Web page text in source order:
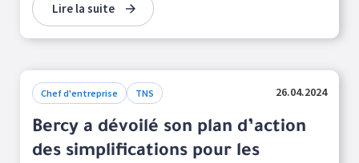
Lire la suite
Chef d'entreprise TNS 26.04.2024
Bercy a dévoilé son plan d’action
des simplifications pour les